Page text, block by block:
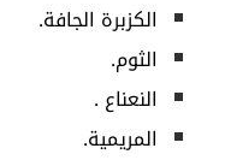
الكزبرة الجافة.
الثوم.
النعناع .
المريمية.